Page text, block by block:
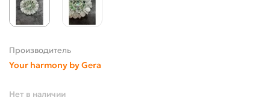
Производитель
Your harmony by Gera
Нет в наличии